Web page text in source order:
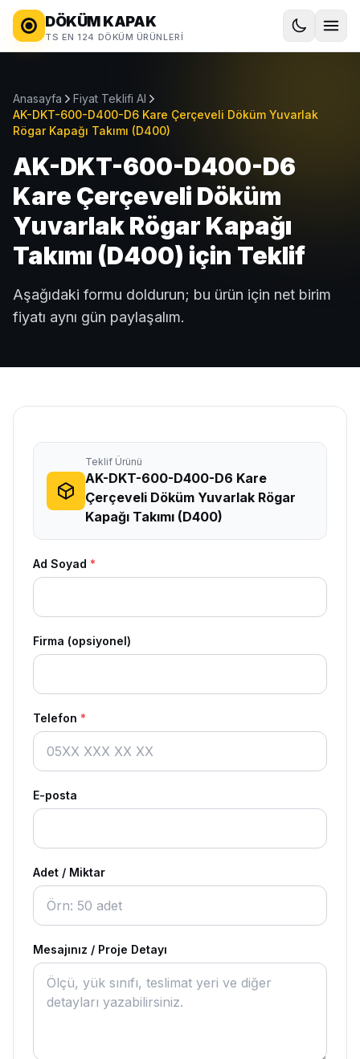
DÖKÜM KAPAK
TS EN 124 DÖKÜM ÜRÜNLERI
Anasayfa
Fiyat Teklifi Al
AK-DKT-600-D400-D6 Kare Çerçeveli Döküm Yuvarlak
Rögar Kapağı Takımı (D400)
AK-DKT-600-D400-D6
Kare Çerçeveli Döküm
Yuvarlak Rögar Kapağı
Takımı (D400) için Teklif
Aşağıdaki formu doldurun; bu ürün için net birim
fiyatı aynı gün paylaşalım.
Teklif Ürünü
AK-DKT-600-D400-D6 Kare
Çerçeveli Döküm Yuvarlak Rögar
Kapağı Takımı (D400)
Ad Soyad *
Firma (opsiyonel)
Telefon *
E-posta
Adet / Miktar
Mesajınız / Proje Detayı